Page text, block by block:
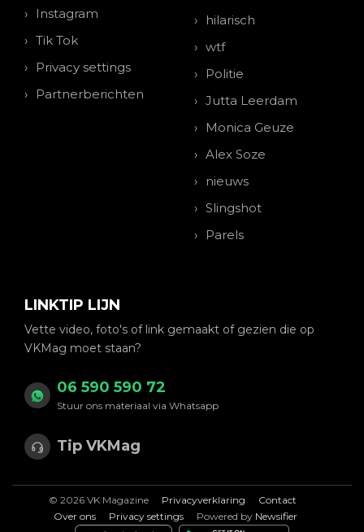
Instagram
Tik Tok
Privacy settings
Partnerberichten
hilarisch
wtf
Politie
Jutta Leerdam
Monica Geuze
Alex Soze
nieuws
Slingshot
Parels
LINKTIP LIJN
Vette video, foto's of link gemaakt of gezien die op
VKMag moet staan?
06 590 590 72
Stuur ons materiaal via Whatsapp
Tip VKMag
© 2026 VK Magazine Privacyverklaring
Contact
Over ons
Privacy settings Powered by Newsifier